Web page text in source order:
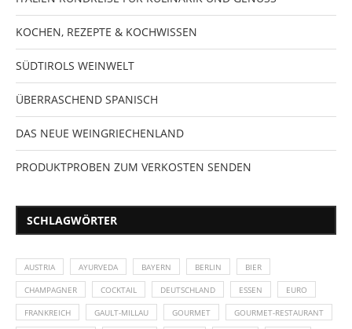
KOCHEN, REZEPTE & KOCHWISSEN
SÜDTIROLS WEINWELT
ÜBERRASCHEND SPANISCH
DAS NEUE WEINGRIECHENLAND
PRODUKTPROBEN ZUM VERKOSTEN SENDEN
SCHLAGWÖRTER
AUSTRIA AYURVEDA BAYERN BERLIN BIER
CHAMPAGNER COCKTAIL DEUTSCHLAND ESSEN EURO
FRANKREICH GAULT-MILLAU GOURMET GOURMET-RESTAURANT